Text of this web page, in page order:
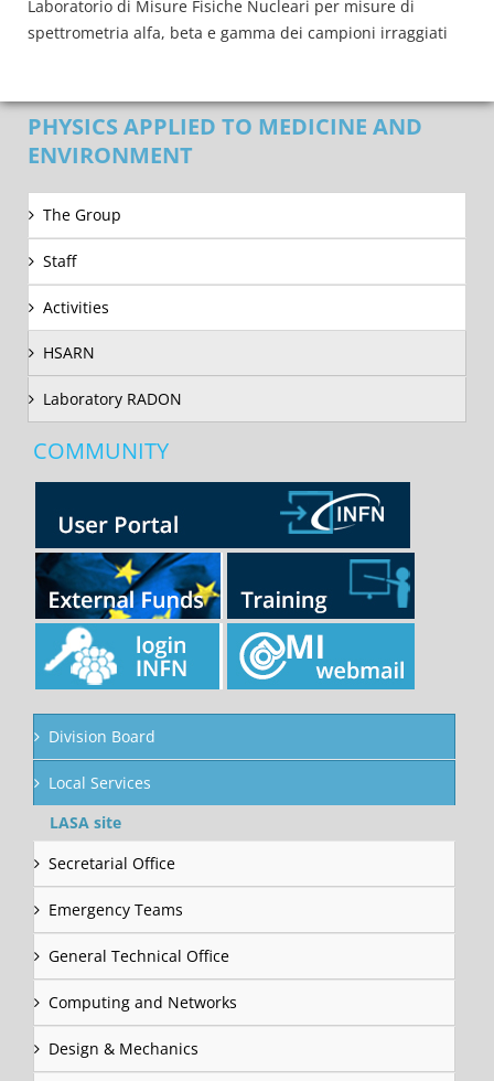
Laboratorio di Misure Fisiche Nucleari per misure di
spettrometria alfa, beta e gamma dei campioni irraggiati
PHYSICS APPLIED TO MEDICINE AND
ENVIRONMENT
The Group
Staff
Activities
HSARN
Laboratory RADON
COMMUNITY
Division Board
Local Services
LASA site
Secretarial Office
Emergency Teams
General Technical Office
Computing and Networks
Design & Mechanics